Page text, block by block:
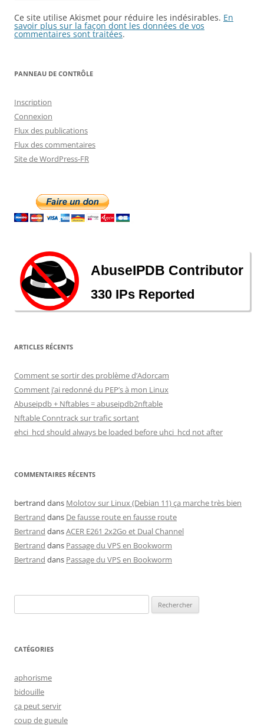
Ce site utilise Akismet pour réduire les indésirables. En
savoir plus sur la façon dont les données de vos
commentaires sont traitées.
PANNEAU DE CONTRÔLE
Inscription
Connexion
Flux des publications
Flux des commentaires
Site de WordPress-FR
ARTICLES RÉCENTS
Comment se sortir des problème d’Adorcam
Comment j’ai redonné du PEP’s à mon Linux
Abuseipdb + Nftables = abuseipdb2nftable
Nftable Conntrack sur trafic sortant
ehci_hcd should always be loaded before uhci_hcd not after
COMMENTAIRES RÉCENTS
bertrand dans Molotov sur Linux (Debian 11) ça marche très bien
Bertrand dans De fausse route en fausse route
Bertrand dansACER E261 2x2Go et Dual Channel
Bertrand dans Passage du VPS en Bookworm
Bertrand dans Passage du VPS en Bookworm
CATÉGORIES
aphorisme
bidouille
ça peut servir
coup de gueule